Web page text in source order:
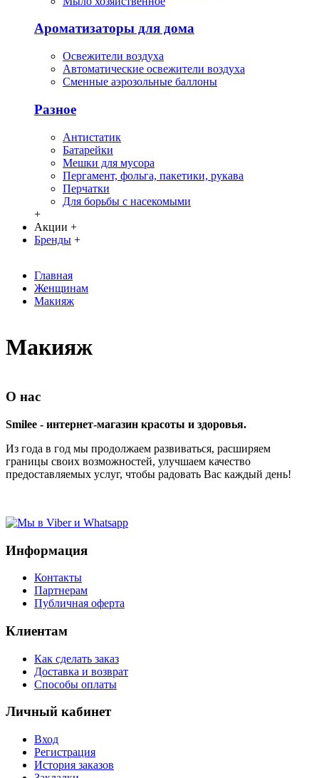
Ароматизаторы для дома
Освежители воздуха
Автоматические освежители воздуха
Сменные аэрозольные баллоны
Разное
Антистатик
Батарейки
Мешки для мусора
Пергамент, фольга, пакетики, рукава
Перчатки
Для борьбы с насекомыми
+
Акции +
Бренды +
Главная
Женщинам
Макияж
Макияж
О нас
Smilee - интернет-магазин красоты и здоровья.
Из года в год мы продолжаем развиваться, расширяем
границы своих возможностей, улучшаем качество
предоставляемых услуг, чтобы радовать Вас каждый день!
Информация
Контакты
Партнерам
Публичная оферта
Клиентам
Как сделать заказ
Доставка и возврат
Способы оплаты
Личный кабинет
Вход
Регистрация
История заказов